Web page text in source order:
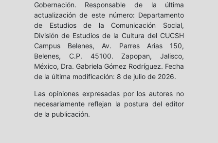
Gobernación. Responsable de la última
actualización de este número: Departamento
de Estudios de la Comunicación Social,
División de Estudios de la Cultura del CUCSH
Campus Belenes, Av. Parres Arias 150,
Belenes, C.P. 45100. Zapopan, Jalisco,
México, Dra. Gabriela Gómez Rodríguez. Fecha
de la última modificación: 8 de julio de 2026.
Las opiniones expresadas por los autores no
necesariamente reflejan la postura del editor
de la publicación.